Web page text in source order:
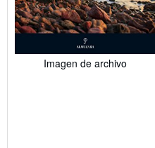
Imagen de archivo